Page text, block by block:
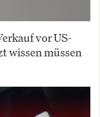
vor US-
wissen müssen